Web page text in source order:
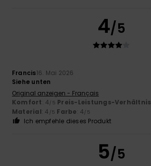
4/5
Francis16. Mai 2026
Siehe unten
Original anzeigen - Français
Komfort: 4/5 Preis-Leistungs-Verhältnis
Material: 4 /5 Farbe: 4/5
Ich empfehle dieses Produkt
5/5